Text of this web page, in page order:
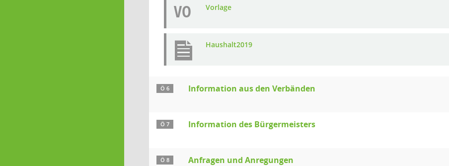
VO Vorlage
Haushalt2019
Ö 6 Information aus den Verbänden
Ö 7 Information des Bürgermeisters
Ö 8 Anfragen und Anregungen